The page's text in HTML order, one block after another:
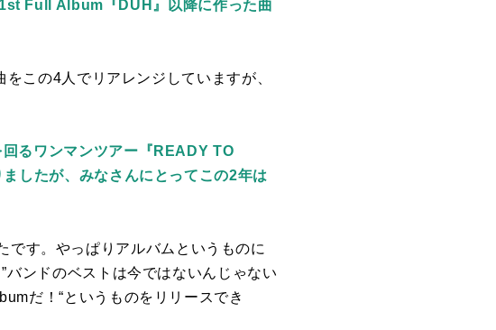
Full Album『DUH』以降に作った曲
をこの4人でリアレンジしていますが、
るワンマンツアー『READY TO
したが、みなさんにとってこの2年は
です。やっぱりアルバムというものに
バンドのベストは今ではないんじゃない
だ！“というものをリリースでき